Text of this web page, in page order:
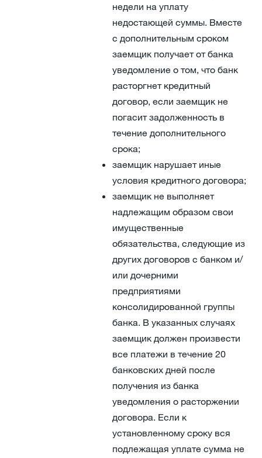
недели на уплату
недостающей суммы. Вместе
с дополнительным сроком
заемщик получает от банка
уведомление о том, что банк
расторгнет кредитный
договор, если заемщик не
погасит задолженность в
течение дополнительного
срока;
заемщик нарушает иные
условия кредитного договора;
заемщик не выполняет
надлежащим образом свои
имущественные
обязательства, следующие из
других договоров с банком и/
или дочерними
предприятиями
консолидированной группы
банка. В указанных случаях
заемщик должен произвести
все платежи в течение 20
банковских дней после
получения из банка
уведомления о расторжении
договора. Если к
установленному сроку вся
подлежащая уплате сумма не